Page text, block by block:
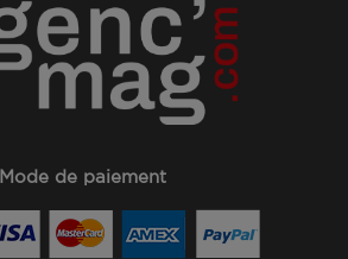
Mode de paiement